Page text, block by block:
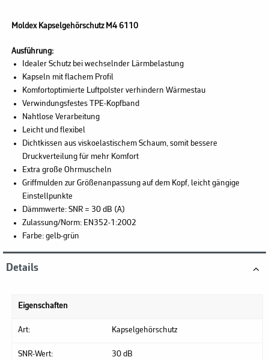
Moldex Kapselgehörschutz M4 6110
Ausführung:
Idealer Schutz bei wechselnder Lärmbelastung
Kapseln mit flachem Profil
Komfortoptimierte Luftpolster verhindern Wärmestau
Verwindungsfestes TPE-Kopfband
Nahtlose Verarbeitung
Leicht und flexibel
Dichtkissen aus viskoelastischem Schaum, somit bessere
Druckverteilung für mehr Komfort
Extra große Ohrmuscheln
Griffmulden zur Größenanpassung auf dem Kopf, leicht gängige
Einstellpunkte
Dämmwerte: SNR = 30 dB (A)
Zulassung/Norm: EN352-1:2002
Farbe: gelb-grün
Details
Eigenschaften
Art: Kapselgehörschutz
SNR-Wert: 30 dB